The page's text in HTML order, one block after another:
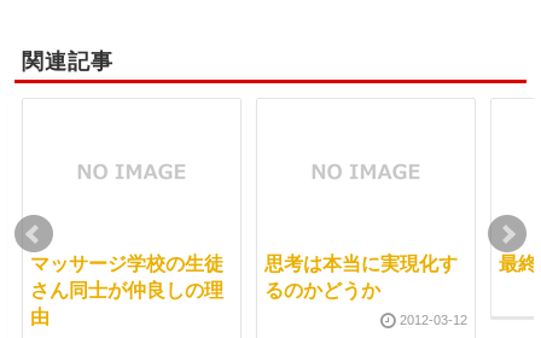
関連記事
マッサージ学校の生徒
さん同士が仲良しの理
由
思考は本当に実現化す
るのかどうか
2012-03-12
最